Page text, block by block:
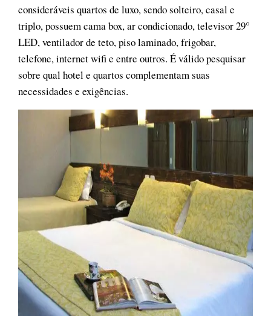
consideráveis quartos de luxo, sendo solteiro, casal e
triplo, possuem cama box, ar condicionado, televisor 29°
LED, ventilador de teto, piso laminado, frigobar,
telefone, internet wifi e entre outros. É válido pesquisar
sobre qual hotel e quartos complementam suas
necessidades e exigências.